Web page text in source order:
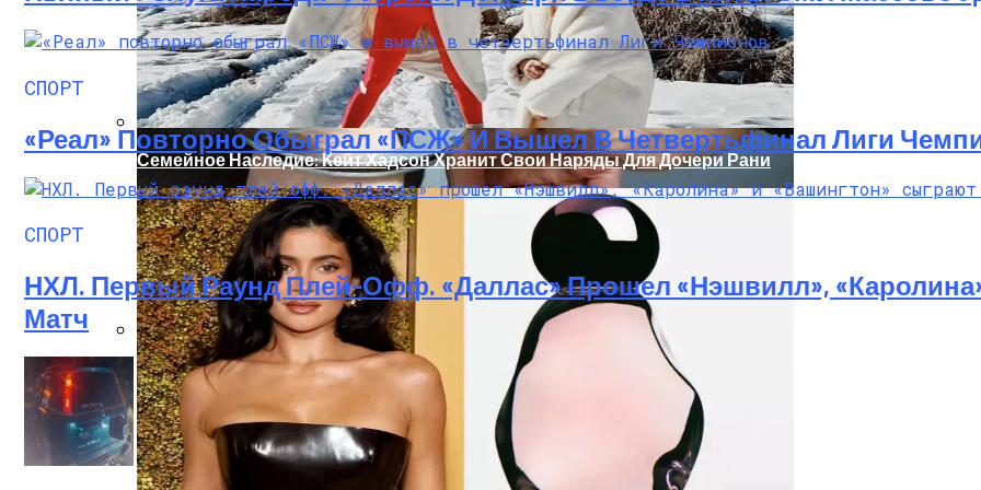
В Николаеве Во Время Задержания Умер 29-Летний Мужчина
Семейное Наследие: Кейт Хадсон Хранит Свои Наряды Для Дочери Рани
СПОРТ
«Реал» Повторно Обыграл «ПСЖ» И Вышел В Четвертьфинал Лиги
СПОРТ
НХЛ. Первый Раунд Плей-Офф. «Даллас» Прошел «Нэшвилл»,
Матч